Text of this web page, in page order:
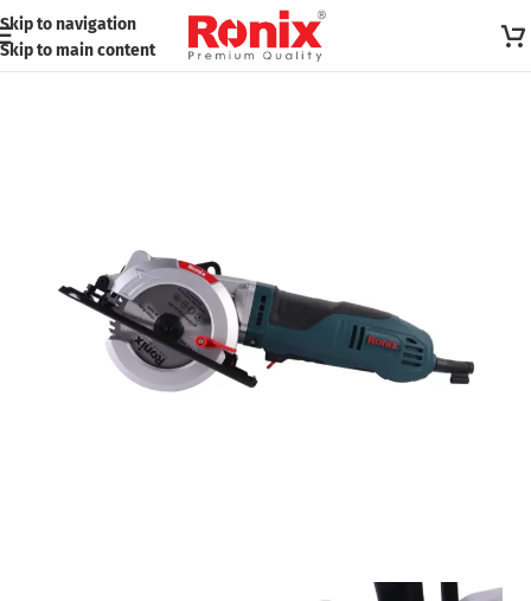
Skip to navigation
Skip to main content